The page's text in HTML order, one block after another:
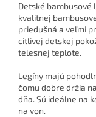
Detské bambusové
kvalitnej
priedušná a veľmi
citlivej detskej
telesnej teplote.
Legíny majú
čomu dobre držia
dňa. Sú ideálne na
na von.